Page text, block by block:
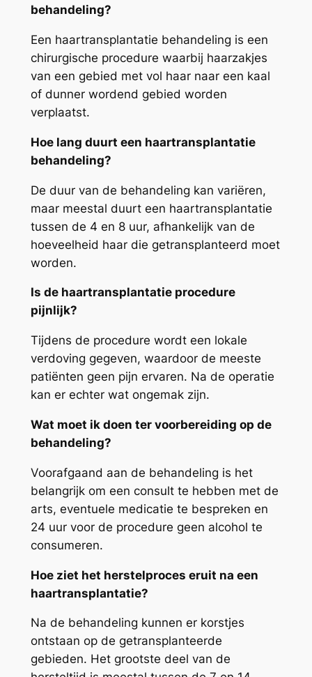
behandeling?
Een haartransplantatie behandeling is een
chirurgische procedure waarbij haarzakjes
van een gebied met vol haar naar een kaal
of dunner wordend gebied worden
verplaatst.
Hoe lang duurt een haartransplantatie
behandeling?
De duur van de behandeling kan variëren,
maar meestal duurt een haartransplantatie
tussen de 4 en 8 uur, afhankelijk van de
hoeveelheid haar die getransplanteerd moet
worden.
Is de haartransplantatie procedure
pijnlijk?
Tijdens de procedure wordt een lokale
verdoving gegeven, waardoor de meeste
patiënten geen pijn ervaren. Na de operatie
kan er echter wat ongemak zijn.
Wat moet ik doen ter voorbereiding op de
behandeling?
Voorafgaand aan de behandeling is het
belangrijk om een consult te hebben met de
arts, eventuele medicatie te bespreken en
24 uur voor de procedure geen alcohol te
consumeren.
Hoe ziet het herstelproces eruit na een
haartransplantatie?
Na de behandeling kunnen er korstjes
ontstaan op de getransplanteerde
gebieden. Het grootste deel van de